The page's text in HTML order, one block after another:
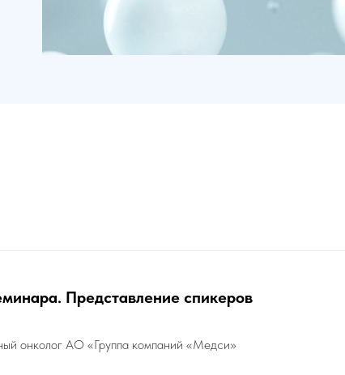
Представление спикеров
онколог АО «Группа компаний «Медси»